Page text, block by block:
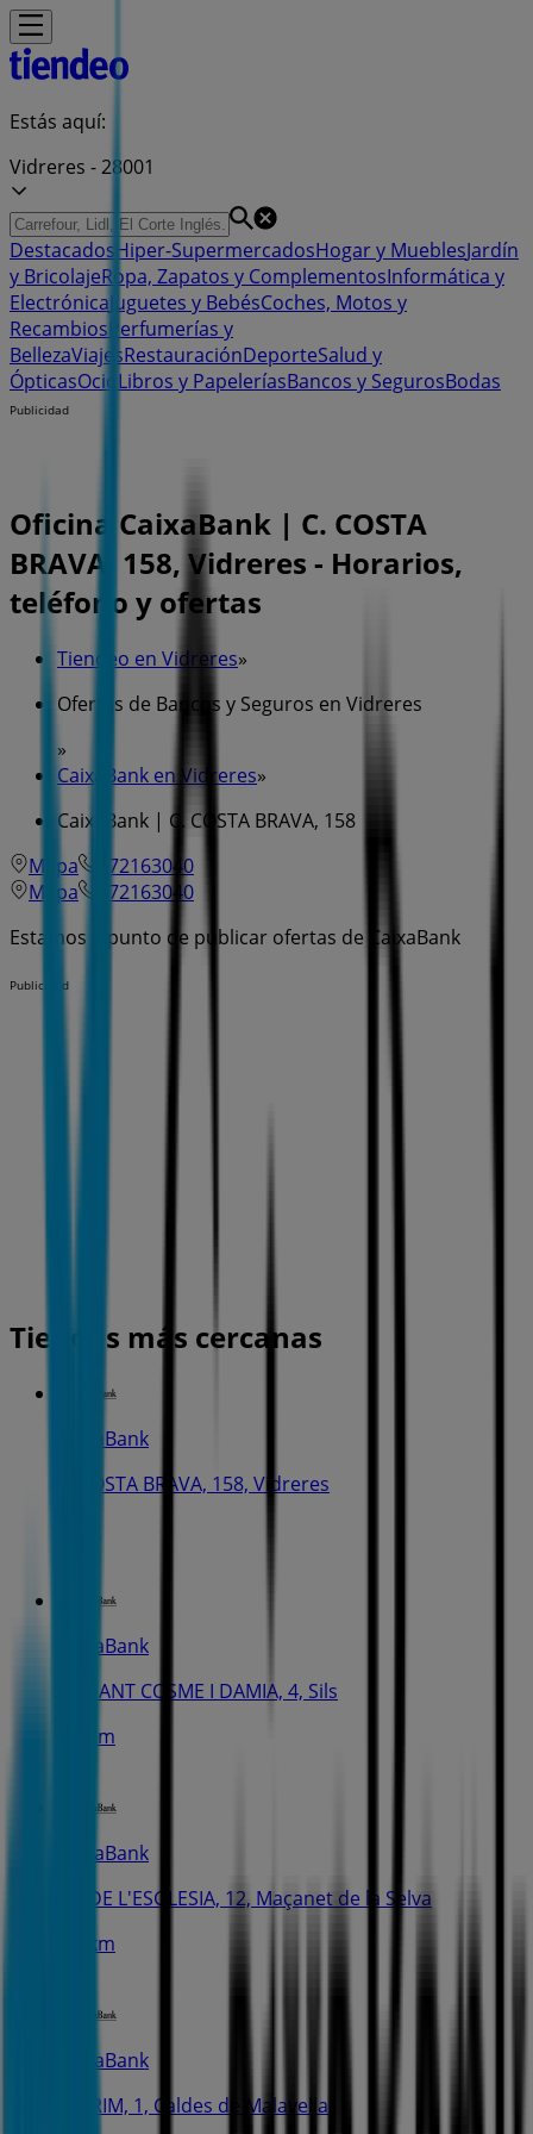
Estás aquí:
Vidreres - 28001
DestacadosHiper-SupermercadosHogar y MueblesJardín
y BricolajeRopa, Zapatos y ComplementosInformática y
Electrónica Juguetes y BebésCoches, Motos y
Recambios Perfumerías y
BellezaViajesRestauraciónDeporteSalud y
ÓpticasOcio Libros y PapeleríasBancos y SegurosBodas
Publicidad
Oficina CaixaBank | C. COSTA
BRAVA, 158, Vidreres - Horarios,
teléfono y ofertas
Tiendeo en Vidreres»
Ofertas de Bancos y Seguros en Vidreres
»
CaixaBank en Vidreres»
CaixaBank | C. COSTA BRAVA, 158
Mapa
972163040
Mapa
972163040
Estamos a punto de publicar ofertas de CaixaBank
Publicidad
Tiendas más cercanas
CaixaBank
C. COSTA BRAVA, 158, Vidreres
CaixaBank
PL. SANT COSME I DAMIA, 4, Sils
3.7 km
CaixaBank
PL. DE L'ESGLESIA, 12, Maçanet de la Selva
4.4 km
CaixaBank
C. PRIM, 1, Caldes de Malavella